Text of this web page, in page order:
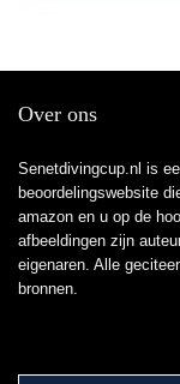
Over ons
Senetdivingcup.nl is
beoordelingswebsite
amazon en u op de
afbeeldingen zijn
eigenaren. Alle
bronnen.